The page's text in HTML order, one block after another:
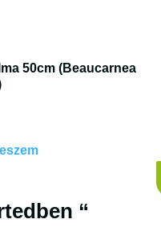
50cm (Beaucarnea
“